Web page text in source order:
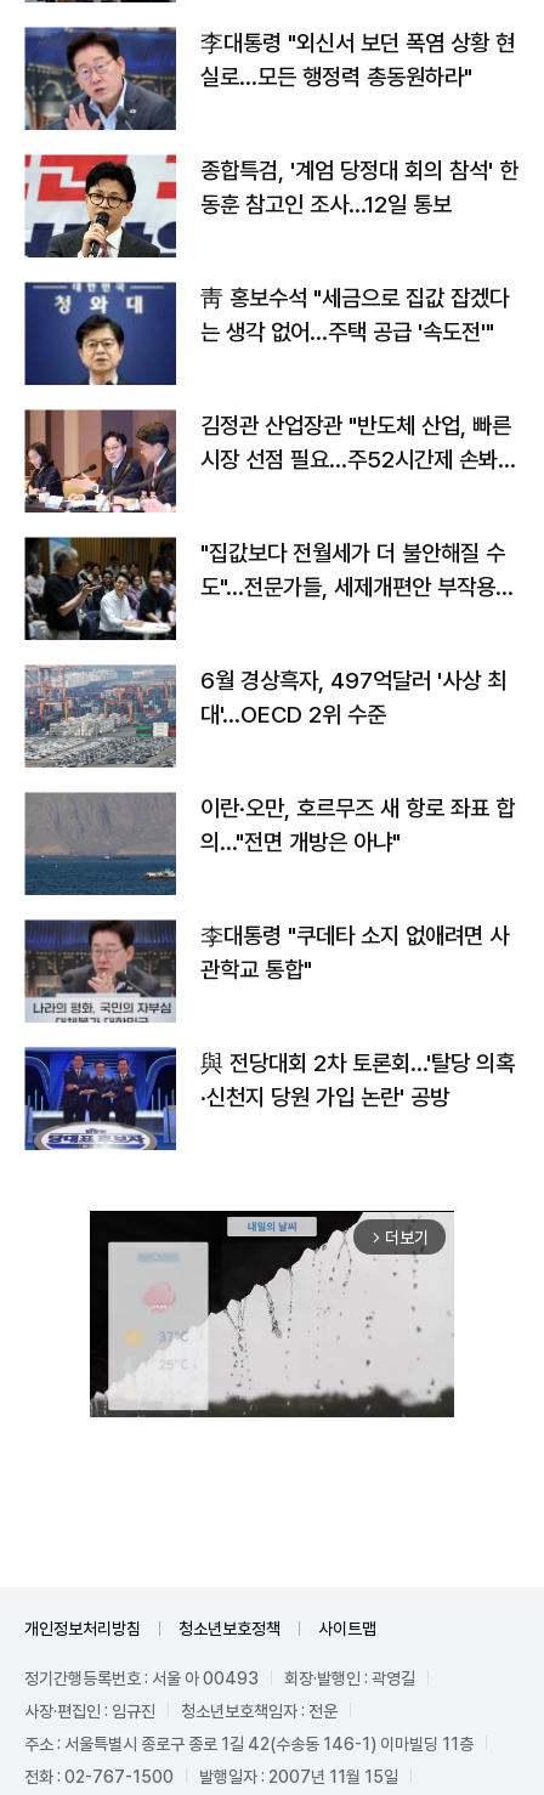
李대통령 "외신서 보던 폭염 상황 현
실로…모든 행정력 총동원하라"
종합특검, '계엄 당정대 회의 참석' 한
동훈 참고인 조사...12일 통보
靑 홍보수석 "세금으로 집값 잡겠다
는 생각 없어…주택 공급 '속도전'"
김정관 산업장관 "반도체 산업, 빠른
시장 선점 필요…주52시간제 손봐
"집값보다 전월세가 더 불안해질 수
도"…전문가들, 세제개편안 부작용
6월 경상흑자, 497억달러 '사상 최
대'…OECD 2위 수준
이란·오만, 호르무즈 새 항로 좌표 합
의…"전면 개방은 아냐"
李대통령 "쿠데타 소지 없애려면 사
관학교 통합"
與 전당대회 2차 토론회…'탈당 의혹
·신천지 당원 가입 논란' 공방
arrow_forward_ios 더보기
개인정보처리방침 청소년보호정책 사이트맵
정기간행등록번호 : 서울 아 00493
회장·발행인 : 곽영길
사장·편집인 : 임규진
청소년보호책임자 : 전운
주소 : 서울특별시 종로구 종로 1길 42(수송동 146-1) 이마빌딩 11층
전화 : 02-767-1500
발행일자 : 2007년 11월 15일